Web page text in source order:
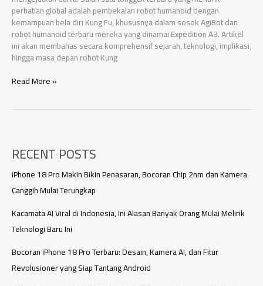
perhatian global adalah pembekalan robot humanoid dengan
kemampuan bela diri Kung Fu, khususnya dalam sosok AgiBot dan
robot humanoid terbaru mereka yang dinamai Expedition A3. Artikel
ini akan membahas secara komprehensif sejarah, teknologi, implikasi,
hingga masa depan robot Kung
Robot
Diri
Kung
Fu
Read More »
RECENT POSTS
iPhone 18 Pro Makin Bikin Penasaran, Bocoran Chip 2nm dan Kamera
Canggih Mulai Terungkap
Kacamata AI Viral di Indonesia, Ini Alasan Banyak Orang Mulai Melirik
Teknologi Baru Ini
Bocoran iPhone 18 Pro Terbaru: Desain, Kamera AI, dan Fitur
Revolusioner yang Siap Tantang Android